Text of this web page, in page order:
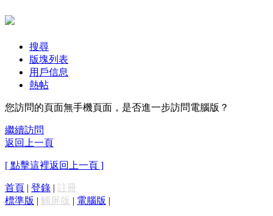
搜尋
版塊列表
用戶信息
熱帖
您訪問的頁面無手機頁面，是否進一步訪問電腦版？
繼續訪問
返回上一頁
[ 點擊這裡返回上一頁 ]
首頁 | 登錄 | 註冊
標準版 | 觸屏版 | 電腦版 |